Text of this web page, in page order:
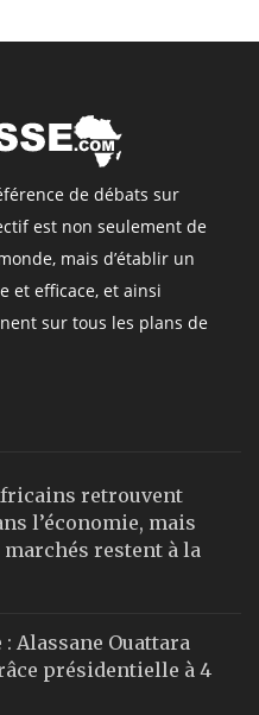
de débats sur
est non seulement de
mais d’établir un
et efficace, et ainsi
sur tous les plans de
retrouvent
l’économie, mais
restent à la
: Alassane Ouattara
présidentielle à 4